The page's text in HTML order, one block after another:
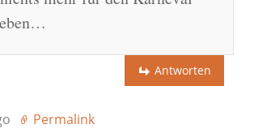
Antworten
Permalink